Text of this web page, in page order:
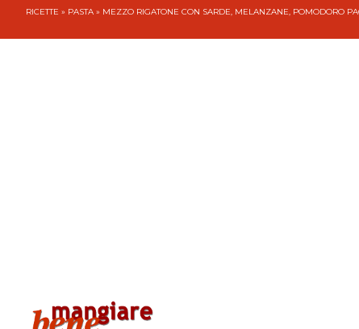
RICETTE » PASTA » MEZZO RIGATONE CON SARDE, MELANZANE, POMODORO